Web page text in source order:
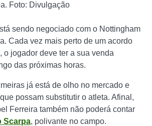
Foto: Divulgação
sendo negociado com o Nottingham
Cada vez mais perto de um acordo
o jogador deve ter a sua venda
das próximas horas.
já está de olho no mercado e
possam substitutir o atleta. Afinal,
Ferreira também não poderá contar
Scarpa, polivante no campo.